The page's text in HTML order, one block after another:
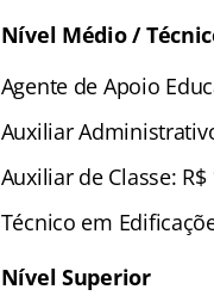
Nível Médio /
Agente de Apoio
Auxiliar
Auxiliar de Classe: R$
Técnico em
Nível Superior